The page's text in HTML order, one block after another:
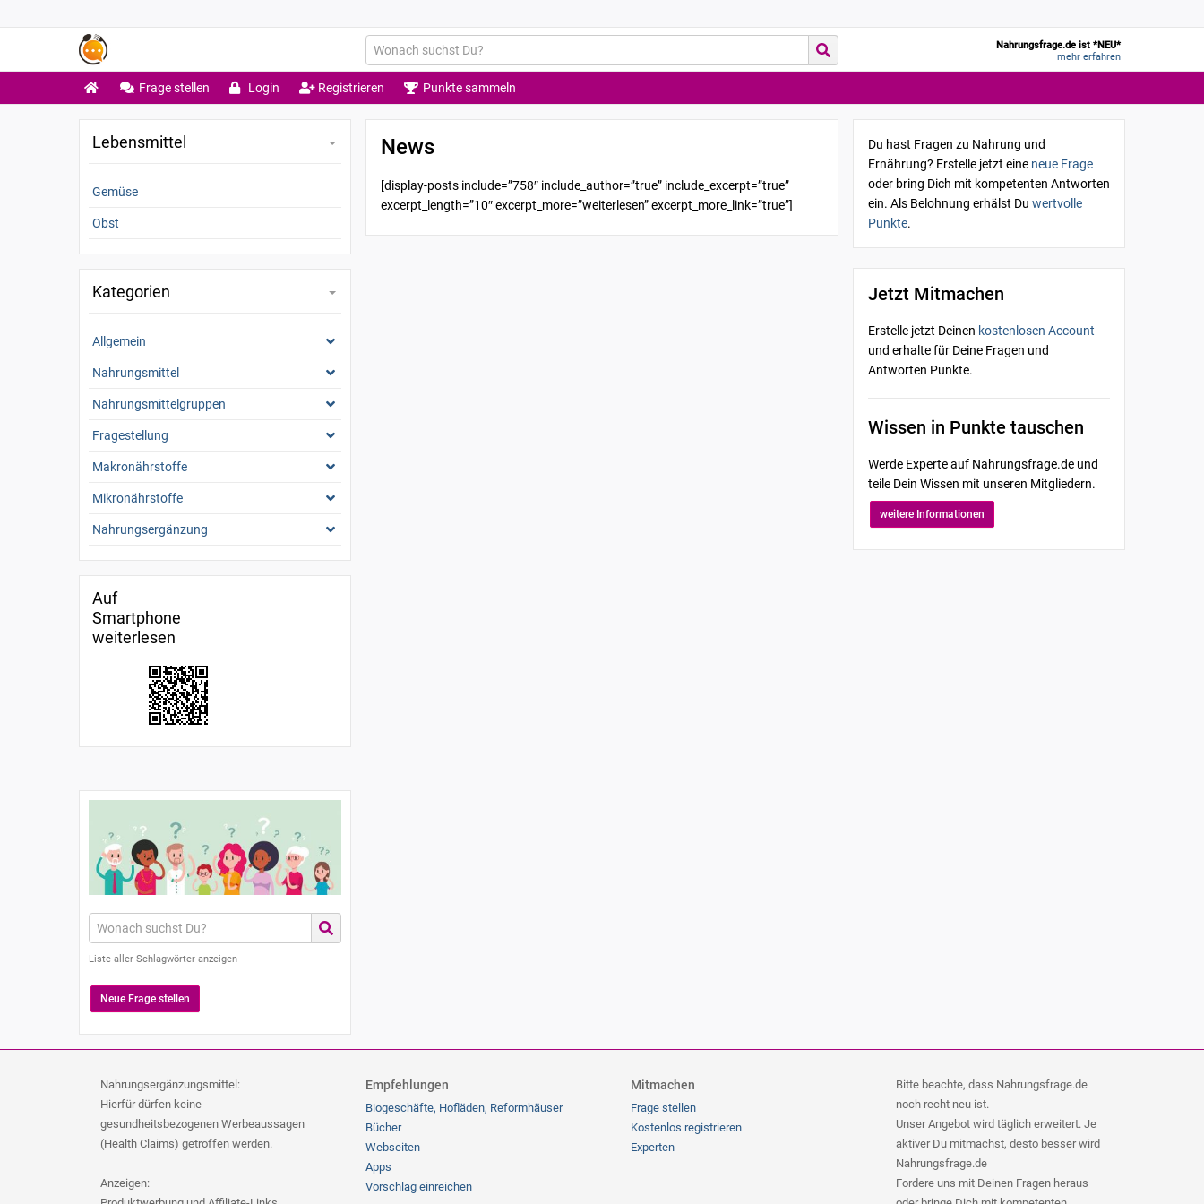
Nahrungsfrage.de ist *NEU*
mehr erfahren
Frage stellen Login Registrieren Punkte sammeln
Du hast Fragen zu Nahrung und
Ernährung? Erstelle jetzt eine neue Frage
oder bring Dich mit kompetenten Antworten
ein. Als Belohnung erhälst Du wertvolle
Punkte.
News
[display-posts include=”758″ include_author=”true” include_excerpt=”true”
excerpt_length=”10″ excerpt_more=”weiterlesen” excerpt_more_link=”true”]
Jetzt Mitmachen
Erstelle jetzt Deinen kostenlosen Account
und erhalte für Deine Fragen und
Antworten Punkte.
Wissen in Punkte tauschen
Werde Experte auf Nahrungsfrage.de und
teile Dein Wissen mit unseren Mitgliedern.
weitere Informationen
Lebensmittel
Gemüse
Obst
Kategorien
Allgemein
Nahrungsmittel
Nahrungsmittelgruppen
Fragestellung
Makronährstoffe
Mikronährstoffe
Nahrungsergänzung
Auf
Smartphone
weiterlesen
Liste aller Schlagwörter anzeigen
Neue Frage stellen
Nahrungsergänzungsmittel:
Hierfür dürfen keine
gesundheitsbezogenen Werbeaussagen
(Health Claims) getroffen werden.
Anzeigen:
Empfehlungen
Biogeschäfte, Hofläden, Reformhäuser
Bücher
Webseiten
Apps
Vorschlag einreichen
Mitmachen
Frage stellen
Kostenlos registrieren
Experten
Bitte beachte, dass Nahrungsfrage.de
noch recht neu ist.
Unser Angebot wird täglich erweitert. Je
aktiver Du mitmachst, desto besser wird
Nahrungsfrage.de
Fordere uns mit Deinen Fragen heraus